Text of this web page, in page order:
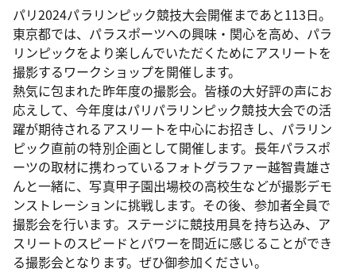
パリ2024パラリンピック競技大会開催まであと113日。
東京都では、パラスポーツへの興味・関心を高め、パラ
リンピックをより楽しんでいただくためにアスリートを
撮影するワークショップを開催します。
熱気に包まれた昨年度の撮影会。皆様の大好評の声にお
応えして、今年度はパリパラリンピック競技大会での活
躍が期待されるアスリートを中心にお招きし、パラリン
ピック直前の特別企画として開催します。長年パラスポ
ーツの取材に携わっているフォトグラファー越智貴雄さ
んと一緒に、写真甲子園出場校の高校生などが撮影デモ
ンストレーションに挑戦します。その後、参加者全員で
撮影会を行います。ステージに競技用具を持ち込み、ア
スリートのスピードとパワーを間近に感じることができ
る撮影会となります。ぜひ御参加ください。